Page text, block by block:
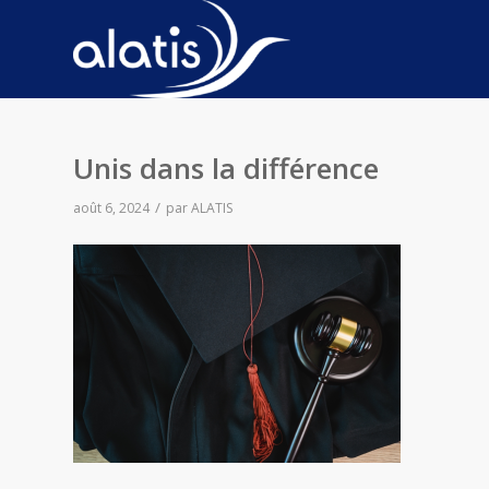
Unis dans la différence
août 6, 2024 / parALATIS